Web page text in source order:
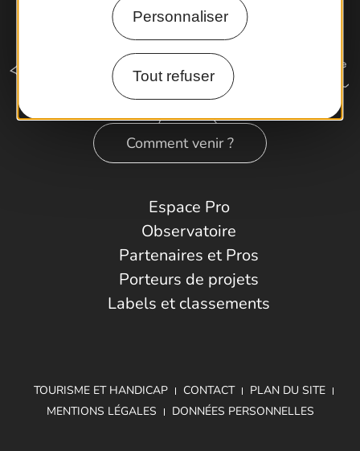
Personnaliser
Tout refuser
Comment venir ?
Espace Pro
Observatoire
Partenaires et Pros
Porteurs de projets
Labels et classements
TOURISME ET HANDICAP CONTACT
PLAN DU SITE
MENTIONS LÉGALES
DONNÉES PERSONNELLES